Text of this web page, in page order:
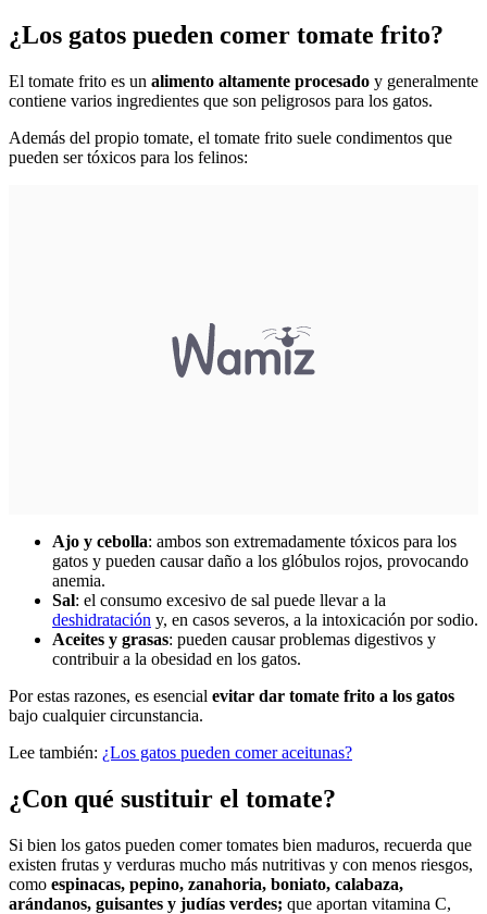
¿Los gatos pueden comer tomate frito?
El tomate frito es un alimento altamente procesado y generalmente
contiene varios ingredientes que son peligrosos para los gatos.
Además del propio tomate, el tomate frito suele condimentos que
pueden ser tóxicos para los felinos:
Ajo y cebolla: ambos son extremadamente tóxicos para los
gatos y pueden causar daño a los glóbulos rojos, provocando
anemia.
Sal: el consumo excesivo de sal puede llevar a la
deshidratación y, en casos severos, a la intoxicación por sodio.
Aceites y grasas: pueden causar problemas digestivos y
contribuir a la obesidad en los gatos.
Por estas razones, es esencial evitar dar tomate frito a los gatos
bajo cualquier circunstancia.
Lee también: ¿Los gatos pueden comer aceitunas?
¿Con qué sustituir el tomate?
Si bien los gatos pueden comer tomates bien maduros, recuerda que
existen frutas y verduras mucho más nutritivas y con menos riesgos,
como espinacas, pepino, zanahoria, boniato, calabaza,
arándanos, guisantes y judías verdes; que aportan vitamina C,